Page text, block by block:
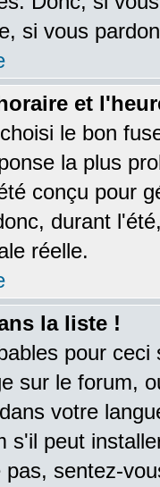
si vous
et
le bon
la plus
conçu pour
durant
réelle.
la liste !
pour
sur le forum,
votre
s'il peut
sentez-